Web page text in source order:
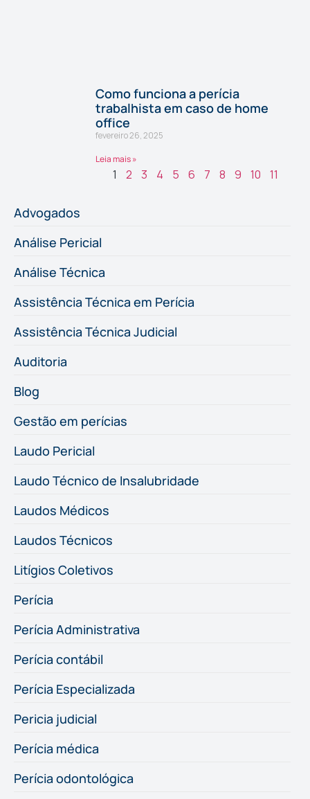
Como funciona a perícia
trabalhista em caso de home
office
fevereiro 26, 2025
Leia mais »
1 2 3 4 5 6 7 8 9 10 11
Advogados
Análise Pericial
Análise Técnica
Assistência Técnica em Perícia
Assistência Técnica Judicial
Auditoria
Blog
Gestão em perícias
Laudo Pericial
Laudo Técnico de Insalubridade
Laudos Médicos
Laudos Técnicos
Litígios Coletivos
Perícia
Perícia Administrativa
Perícia contábil
Perícia Especializada
Pericia judicial
Perícia médica
Perícia odontológica